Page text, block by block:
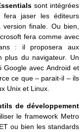
sont intégrées
fera jaser les éditeurs
finale. Ou bien,
fera comme avec
: il proposera aux
plus du navigateur. Un
Google avec Android et
ce que – parait-il – ils
Unix et Linux.
de développement
le framework Metro
ou bien les standards